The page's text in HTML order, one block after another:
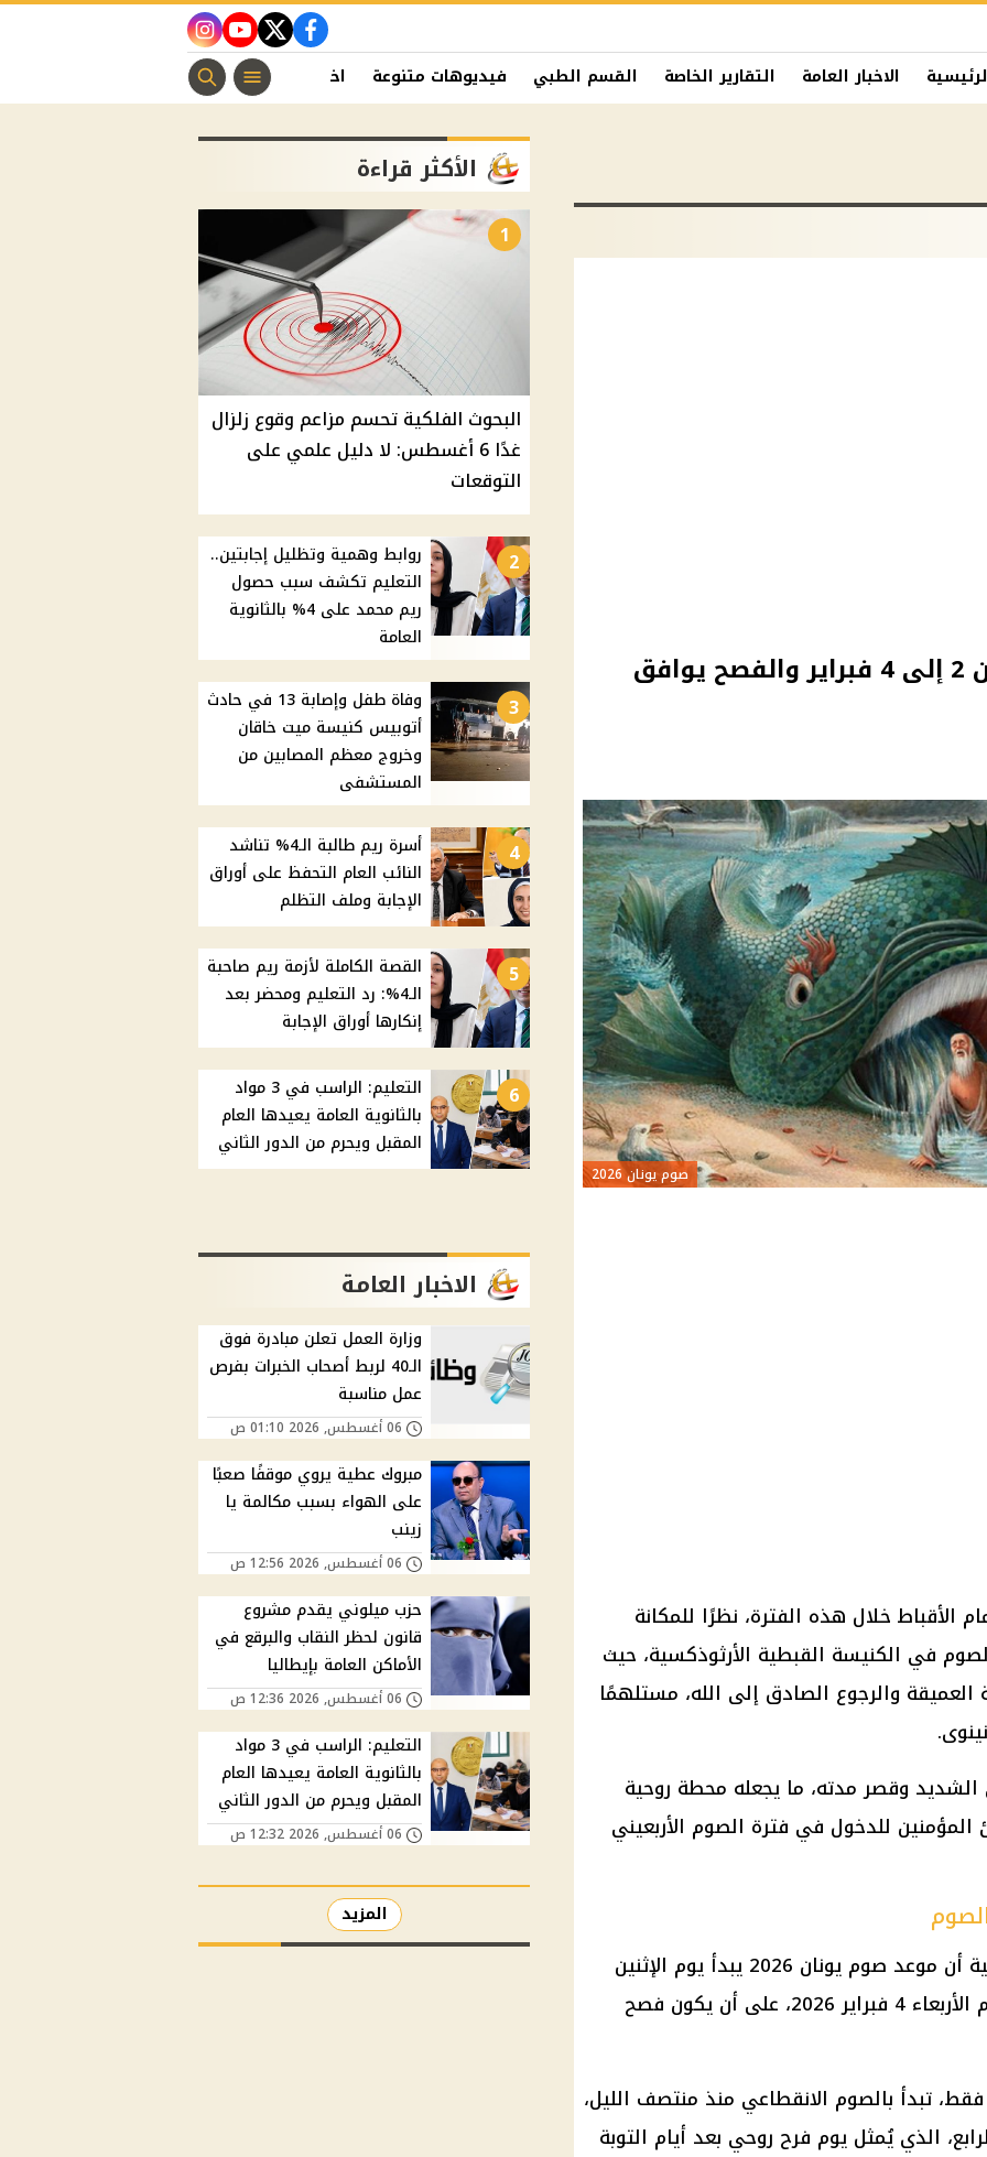
facebook
twitter
youtube
instagram
الاخبار العامة التقارير الخاصة القسم الطبي فيديوهات متنوعة اخبار الفن منوعات مسيحية
موعد صوم يونان 2026 من 2 إلى 4 فبراير والفصح يوافق
صوم يونان 2026
يتصدر اهتمام الأقباط خلال هذه الفترة، نظرًا للمكانة
في الكنيسة القبطية الأرثوذكسية، حيث
العميقة والرجوع الصادق إلى الله، مستلهمًا
وقصر مدته، ما يجعله محطة روحية
للدخول في فترة الصوم الأربعيني
أعلنت الكنيسة القبطية الأرثوذكسية أن موعد صوم يونان 2026 يبدأ يوم الإثنين
الموافق 2 فبراير، ويستمر حتى يوم الأربعاء 4 فبراير 2026، على أن يكون فصح
تبدأ بالصوم الانقطاعي منذ منتصف الليل،
الذي يُمثل يوم فرح روحي بعد أيام التوبة
الأكثر قراءة
1
البحوث الفلكية تحسم مزاعم وقوع زلزال
غدًا 6 أغسطس: لا دليل علمي على
التوقعات
2
روابط وهمية وتظليل إجابتين..
التعليم تكشف سبب حصول
ريم محمد على 4% بالثانوية
العامة
3
وفاة طفل وإصابة 13 في حادث
أتوبيس كنيسة ميت خاقان
وخروج معظم المصابين من
المستشفى
4
أسرة ريم طالبة الـ4% تناشد
النائب العام التحفظ على أوراق
الإجابة وملف التظلم
5
القصة الكاملة لأزمة ريم صاحبة
الـ4%: رد التعليم ومحضر بعد
إنكارها أوراق الإجابة
6
التعليم: الراسب في 3 مواد
بالثانوية العامة يعيدها العام
المقبل ويحرم من الدور الثاني
الاخبار العامة
وزارة العمل تعلن مبادرة فوق
الـ40 لربط أصحاب الخبرات بفرص
عمل مناسبة
06 أغسطس, 2026 01:10 ص
مبروك عطية يروي موقفًا صعبًا
على الهواء بسبب مكالمة يا
زينب
06 أغسطس, 2026 12:56 ص
حزب ميلوني يقدم مشروع
قانون لحظر النقاب والبرقع في
الأماكن العامة بإيطاليا
06 أغسطس, 2026 12:36 ص
التعليم: الراسب في 3 مواد
بالثانوية العامة يعيدها العام
المقبل ويحرم من الدور الثاني
06 أغسطس, 2026 12:32 ص
المزيد